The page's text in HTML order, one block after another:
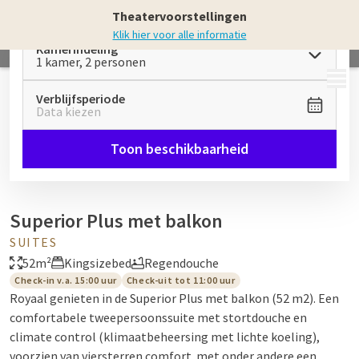
Theatervoorstellingen
Klik hier voor alle informatie
MENU
Kamerindeling
1 kamer, 2 personen
Verblijfsperiode
Data kiezen
Toon beschikbaarheid
Superior Plus met balkon
SUITES
52m²
Kingsizebed Regendouche
Check-in v.a. 15:00 uur Check-uit tot 11:00 uur
Royaal genieten in de Superior Plus met balkon (52 m2). Een
comfortabele tweepersoonssuite met stortdouche en
climate control (klimaatbeheersing met lichte koeling),
voorzien van viersterren comfort met onder andere een